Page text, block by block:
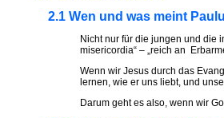
2.1 Wen und was meint
Nicht nur für die jungen und die
misericordia“ – „reich an
Wenn wir Jesus durch das
lernen, wie er uns liebt, und
Darum geht es also, wenn wir